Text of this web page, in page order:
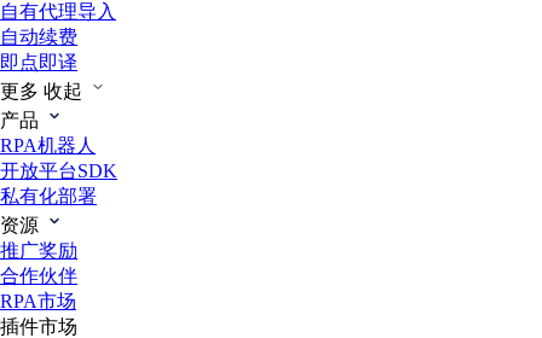
自有代理导入
自动续费
即点即译
更多 收起
产品
RPA机器人
开放平台SDK
私有化部署
资源
推广奖励
合作伙伴
RPA市场
插件市场